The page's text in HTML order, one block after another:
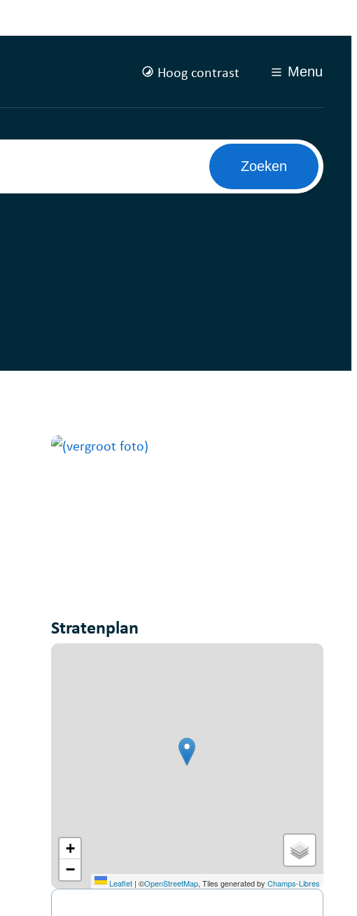
Hoog contrast Menu
Zoeken
Stratenplan
+
−
Leaflet | ©OpenStreetMap, Tiles generated by Champs-Libres